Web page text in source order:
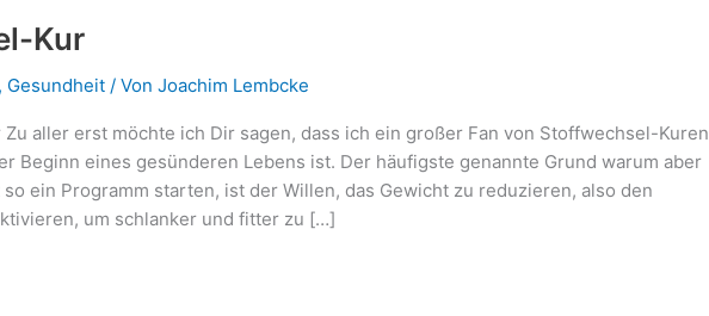
Kur
, Gesundheit / Von Joachim Lembcke
aller erst möchte ich Dir sagen, dass ich ein großer Fan von Stoffwechsel-Kuren
Beginn eines gesünderen Lebens ist. Der häufigste genannte Grund warum aber
ein Programm starten, ist der Willen, das Gewicht zu reduzieren, also den
um schlanker und fitter zu […]